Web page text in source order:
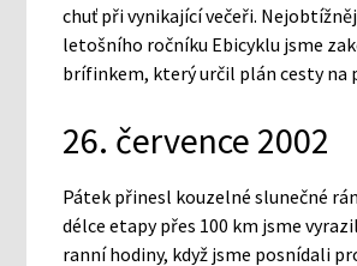
chuť při vynikající večeři.
letošního ročníku Ebicyklu jsme
brífinkem, který určil plán cesty na
26. července 2002
Pátek přinesl kouzelné slunečné
délce etapy přes 100 km jsme
ranní hodiny, když jsme posnídali